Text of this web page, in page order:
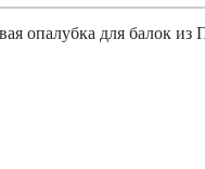
опалубка для балок